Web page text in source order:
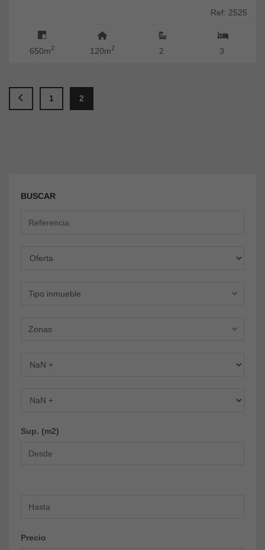
Ref: 2525
650m2 120m2 3
2
1 2
BUSCAR
Tipo inmueble
Zonas
Sup. (m2)
Precio